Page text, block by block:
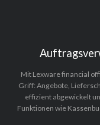
Mit Lexware financial
Griff: Angebote,
effizient abgewickelt
Funktionen wie